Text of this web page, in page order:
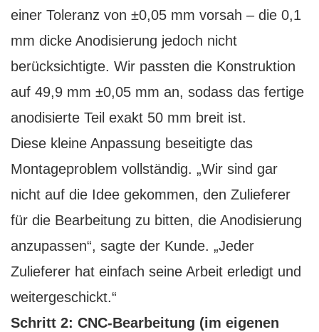
einer Toleranz von ±0,05 mm vorsah – die 0,1
mm dicke Anodisierung jedoch nicht
berücksichtigte. Wir passten die Konstruktion
auf 49,9 mm ±0,05 mm an, sodass das fertige
anodisierte Teil exakt 50 mm breit ist.
Diese kleine Anpassung beseitigte das
Montageproblem vollständig. „Wir sind gar
nicht auf die Idee gekommen, den Zulieferer
für die Bearbeitung zu bitten, die Anodisierung
anzupassen“, sagte der Kunde. „Jeder
Zulieferer hat einfach seine Arbeit erledigt und
weitergeschickt.“
Schritt 2: CNC-Bearbeitung (im eigenen